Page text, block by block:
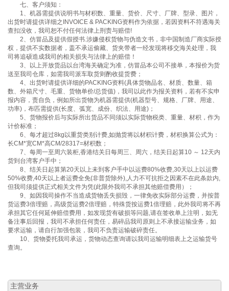
七、客户须知：
1、机器需提供说明书与材积数、重量、货价、尺寸、厂牌、型录、图片，
出货时请提供详细之INVOICE & PACKING资料作为依据，若因资料不符遇海关
查扣没收，我司恕不付任何法律上刑责与赔偿!
2、仿冒品及提供假授书.涉嫌侵权货物与伪造文书，非中国制造厂商实际授
权，提供不实数据者，盖不承运偷藏、货夹带者一经发现将移交海关处理，我
司将追硕造成我司的相关损失与法律上的赔偿！
3、以上开放货品以台湾海关确定为准，仿冒品本公司不接单，本报价为货
送至我司仓库，如需我司派车取货则酌收提货费；
4、出货时请提供详细的PACKING资料(具体货物品名、材质、数量、箱
数、外箱尺寸、毛重、货物单价/总货值)，我司以此作为报关资料，若有不实申
报内容，责自负，例如所出货物为机器需提供(机器型号、规格、厂牌、用途、
功率)，布匹需提供(长度、弧宽、成份、织法、用途)；
5、货物报价后与实际所出货品不同须以实际货物税类、重量、材积，作为
计价标准；
6、每才超过8kg以重货类别计费,如抛货将以材积计费，材积换算公式为：
长CM*宽CM*高CM/28317=材积数；
7、每周一至周六装柜,香港结关日每周三、周六，结关日起算10 ～ 12天内
货到台湾客户手中；
8、结关日起算第20天以上未到客户手中以运费80%收费,30天以上以运费
50%收费,40天以上者运费全免(非普货除外),人力不可抗拒之因素不在此条款内,
但我司须提供正式相关文件为凭(此限外我司不承担其他赔偿费用）；
9、如因我司操作不当造成货物丢失损毁，一律免收实际部分运费，并按普
货运费3倍理赔，高级货运费2倍理赔，特殊货按运费1倍理赔，此外我司将不再
承担其它任何延伸赔偿费用，如发现货有破损等问题,请在签收单上注明，如无
备注事后回报，我司不承担任何责任，易碎品我司原则上不承接运输业务，如
要求运输，请自行加强包装，我司不负责运输破碎责任。
10、货物委托我司承运，货物动态查询请以我司运输明细表上之运输货号
查询。
主营业务